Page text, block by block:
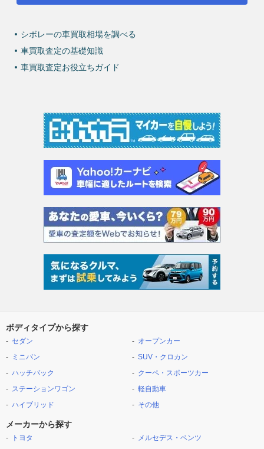
シボレーの車買取相場を調べる
車買取査定の基礎知識
車買取査定お役立ちガイド
ボディタイプから探す
セダン
ミニバン
ハッチバック
ステーションワゴン
ハイブリッド
オープンカー
SUV・クロカン
クーペ・スポーツカー
軽自動車
その他
メーカーから探す
トヨタ
メルセデス・ベンツ